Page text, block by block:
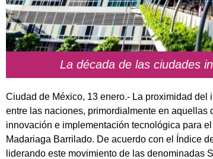
La década de las ciudades
Ciudad de México, 13 enero.- La proximidad
entre las naciones, primordialmente en
innovación e implementación tecnológica para
Madariaga Barrilado. De acuerdo con el Índice
liderando este movimiento de las denominadas